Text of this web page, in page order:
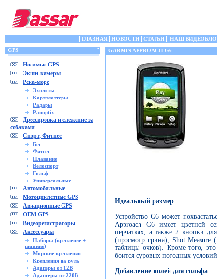
ГЛАВНАЯ НОВОСТИ СТАТЬИ
НАШ
GPS
Носимые GPS
Экшн-камеры
Река-море
Эхолоты
Картплоттеры
Радары
Panoptix
Дрессировка и слежение за
собаками
Спорт, Фитнес
Бег
Фитнес
Плавание
Велоспорт
Гольф
Универсальные
Автомобильные
Мотоциклетные GPS
Авиационные GPS
OEM GPS
Видеорегистраторы
Аксессуары
Наборы (крепление +
питание)
Морские крепления
Крепления на руль
Адаперы от 12В
Адаптеры от 220В
GARMIN APPROACH G6
Идеальный размер
Устройство G6 может
Approach G6 имеет цветной
перчатках, а также 2 кнопки
(просмотр грина), Shot Measure
таблицы очков). Кроме того,
боится суровых погодных
Добавление полей для гольфа